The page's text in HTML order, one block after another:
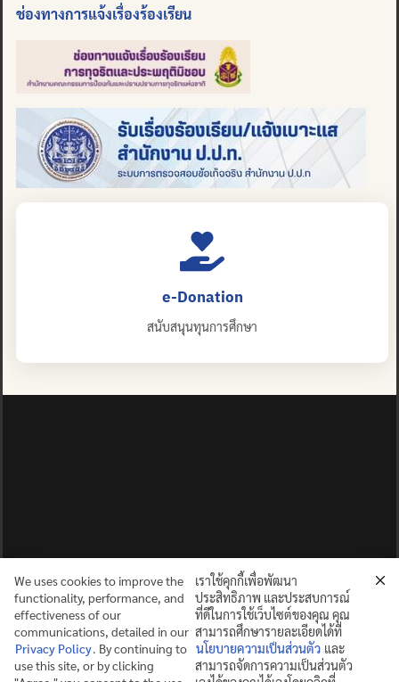
ช่องทางการแจ้งเรื่องร้องเรียน
e-Donation
สนับสนุนทุนการศึกษา
ปญฺญาย ปริสุชฺฌติ (คนย่อมบริสุทธิ์ด้วยปัญญา)
We uses cookies to improve the
functionality, performance, and
effectiveness of our
communications, detailed in our
Privacy Policy. By continuing to
use this site, or by clicking
เราใช้คุกกี้เพื่อพัฒนา
ประสิทธิภาพ และประสบการณ์
ที่ดีในการใช้เว็บไซต์ของคุณ คุณ
สามารถศึกษารายละเอียดได้ที่
นโยบายความเป็นส่วนตัว และ
สามารถจัดการความเป็นส่วนตัว